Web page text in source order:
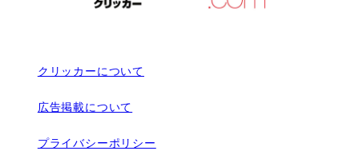
クリッカーについて
広告掲載について
プライバシーポリシー